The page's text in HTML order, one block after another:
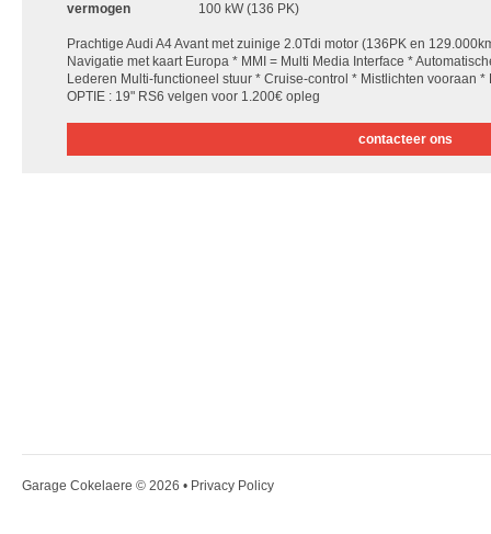
vermogen 100 kW (136 PK)
Prachtige Audi A4 Avant met zuinige 2.0Tdi motor (136PK en
Navigatie met kaart Europa * MMI = Multi Media Interface *
Lederen Multi-functioneel stuur * Cruise-control * Mistlichten vooraan
OPTIE : 19" RS6 velgen voor 1.200€ opleg
contacteer ons
Garage Cokelaere © 2026 • Privacy Policy